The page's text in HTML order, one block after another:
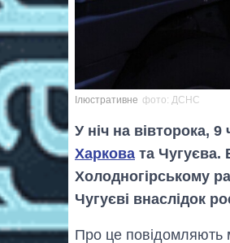
Ілюстративне фото: ДСНС
У ніч на вівторока, 9
Харкова та Чугуєва.
Холодногірському
Чугуєві внаслідок
Про це повідомляють